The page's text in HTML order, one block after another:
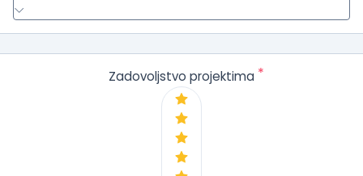
Zadovoljstvo projektima *